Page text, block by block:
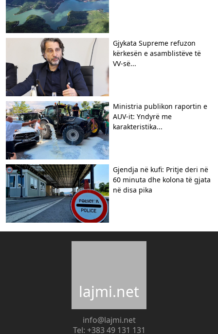
Gjykata Supreme refuzon
kërkesën e asamblistëve të
VV-së...
Ministria publikon raportin e
AUV-it: Yndyrë me
karakteristika...
Gjendja në kufi: Pritje deri në
60 minuta dhe kolona të gjata
në disa pika
lajmi.net
info@lajmi.net
Tel: +383 49 131 131